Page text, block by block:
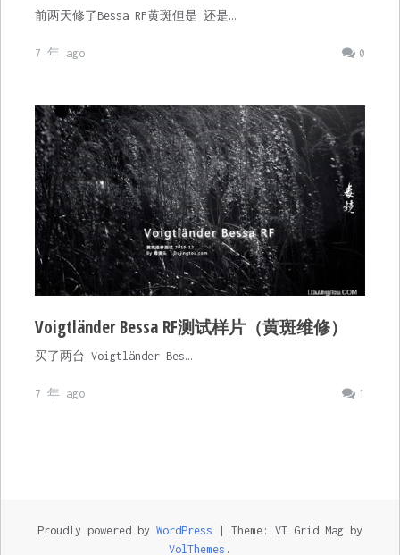
前两天修了Bessa RF黄斑但是 还是…
0
7 年 ago
Voigtländer Bessa RF测试样片（黄斑维修）
买了两台 Voigtländer Bes…
1
7 年 ago
Proudly powered by WordPress
Theme: VT Grid Mag by
VolThemes .